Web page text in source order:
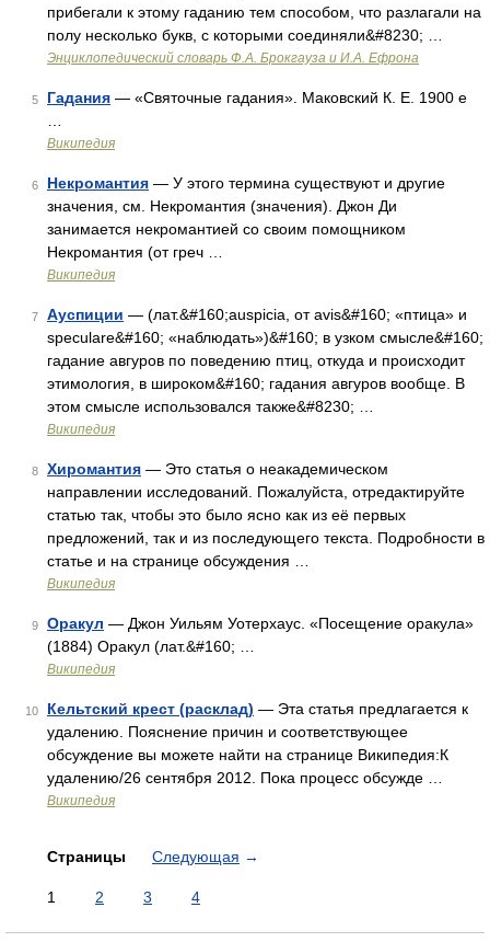
прибегали к этому гаданию тем способом, что разлагали на
полу несколько букв, с которыми соединяли&#8230; …
Энциклопедический словарь Ф.А. Брокгауза и И.А. Ефрона
5 Гадания — «Святочные гадания». Маковский К. Е. 1900 е
Википедия
6 Некромантия — У этого термина существуют и другие
значения, см. Некромантия (значения). Джон Ди
занимается некромантией со своим помощником
Некромантия (от греч …
Википедия
7 Ауспиции — (лат.&#160;auspicia, от avis&#160; «птица» и
speculare&#160; «наблюдать»)&#160; в узком смысле&#160;
гадание авгуров по поведению птиц, откуда и происходит
этимология, в широком&#160; гадания авгуров вообще. В
этом смысле использовался также&#8230; …
Википедия
8 Хиромантия — Это статья о неакадемическом
направлении исследований. Пожалуйста, отредактируйте
статью так, чтобы это было ясно как из её первых
предложений, так и из последующего текста. Подробности в
статье и на странице обсуждения …
Википедия
9 Оракул — Джон Уильям Уотерхаус. «Посещение оракула»
(1884) Оракул (лат.&#160; …
Википедия
10 Кельтский крест (расклад) — Эта статья предлагается к
удалению. Пояснение причин и соответствующее
обсуждение вы можете найти на странице Википедия:К
удалению/26 сентября 2012. Пока процесс обсужде …
Википедия
Страницы Следующая →
1 2 3 4